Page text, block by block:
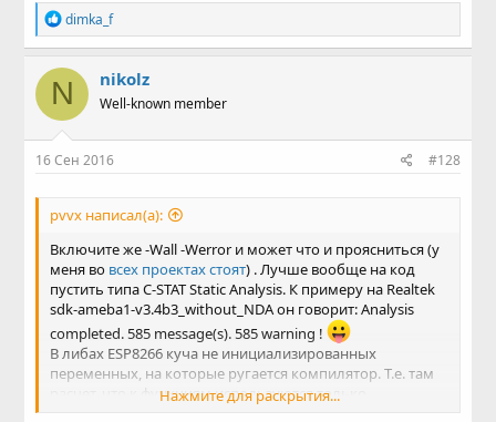
Р
е
а
к
ц
и
и
:
dimka_f
N nikolz
Well-known member
16 Сен 2016 #128
pvvx написал(а):
Включите же -Wall -Werror и может что и проясниться (у
меня во всех проектах стоят) . Лучше вообще на код
пустить типа C-STAT Static Analysis. К примеру на Realtek
sdk-ameba1-v3.4b3_without_NDA он говорит: Analysis
completed. 585 message(s). 585 warning !
В либах ESP8266 куча не инициализированных
переменных, на которые ругается компилятор. Т.е. там
расчет, что к функциям используются только
Нажмите для раскрытия...